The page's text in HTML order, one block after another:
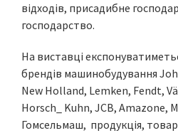
відходів, присадибне
господарство.
На виставці
брендів машинобудування
New Holland, Lemken, Fendt,
Horsch_ Kuhn, JCB, Amazone,
Гомсельмаш, продукція,